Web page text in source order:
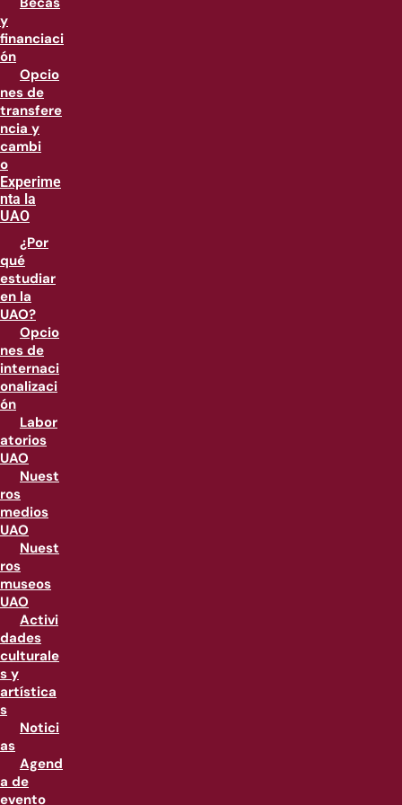
y
financiaci
ón
Opcio
nes de
transfere
ncia y
cambi
o
Experime
nta la
UAO
¿Por
qué
estudiar
en la
UAO?
Opcio
nes de
internaci
onalizaci
ón
Labor
atorios
UAO
Nuest
ros
medios
UAO
Nuest
ros
museos
UAO
Activi
dades
culturale
s y
artística
s
Notici
as
Agend
a de
evento